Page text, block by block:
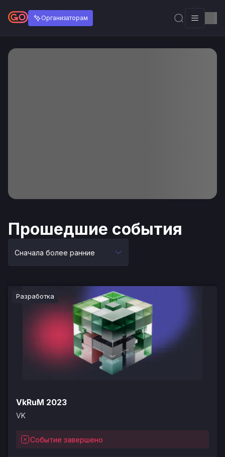
Организаторам
Прошедшие события
Сначала более ранние
Разработка
VkRuM 2023
VK
Событие завершено